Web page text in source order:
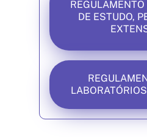
REGULAMENTO
DE ESTUDO,